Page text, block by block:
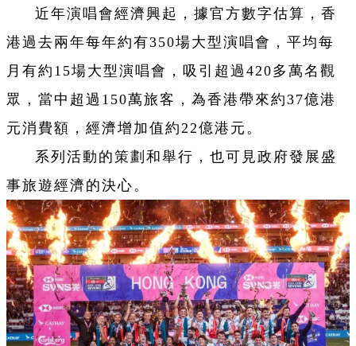
近年演唱會經濟興起，據官方數字估算，香
港過去兩年每年約有350場大型演唱會，平均每
月有約15場大型演唱會，吸引超過420多萬名觀
眾，當中超過150萬旅客，為香港帶來約37億港
元消費額，經濟增加值約22億港元。
系列活動的策劃和舉行，也可見政府發展盛
事旅遊經濟的決心。